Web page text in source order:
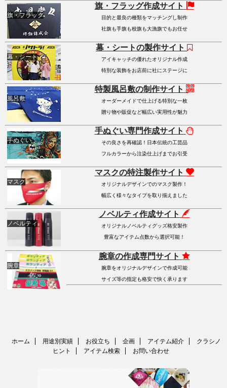
旗・フラッグ
旗・フラッグ作成サイト
目的と最良の種類をマッチングし制作
社旗も手旗も校旗も大漁旗でもお任せ
幕・シート
幕・シートの製作サイト
アイキャッチの優れたオリジナル作成
特別な装飾をお店前に社にステージに
風呂敷
特製風呂敷の制作サイト
オーダーメイドで仕上げる特別な一枚
贈り物や販促など幅広い実用性が魅力
手ぬぐい
手ぬぐい専門作成サイト
その良さを再確認！日本伝統の工芸品
フルカラーから注染仕上げまでお引受
マスク
マスクの特注製作サイト
オリジナルデザインでのマスク製作！
幅広く様々なタイプを取り揃えました
ノベルティ
ノベルティ作成サイト
オリジナルノベルティグッズ格安製作
豊富なアイテム点数から選択可能！
腕章
腕章の作成専門サイト
腕章をオリジナルデザインで作成可能
サイズ等の指定も格安で快く承ります
ホーム 用途別実績 お役立ち 企画 アイテム紹介
クラシノ
ヒント
アイテム検索 お問い合わせ